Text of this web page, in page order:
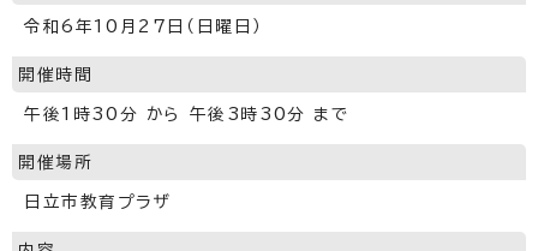
令和6年10月27日（日曜日）
開催時間
午後1時30分 から 午後3時30分 まで
開催場所
日立市教育プラザ